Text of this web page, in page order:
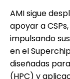
AMI sigue
apoyar a
impulsando
en el
diseñadas
(HPC) y